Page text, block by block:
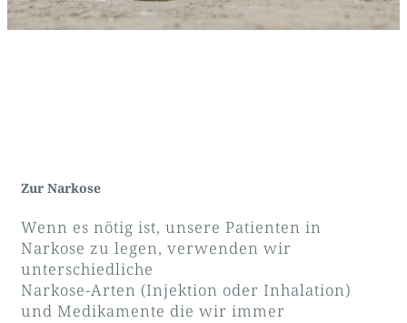
Zur Narkose
Wenn es nötig ist, unsere Patienten in
Narkose zu legen, verwenden wir
unterschiedliche
Narkose-Arten (Injektion oder Inhalation)
und Medikamente die wir immer